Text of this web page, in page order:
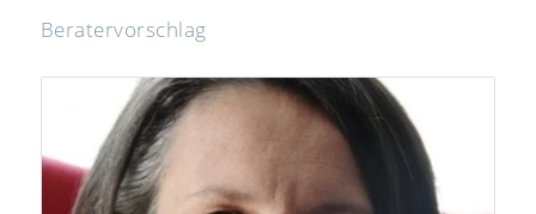
Beratervorschlag